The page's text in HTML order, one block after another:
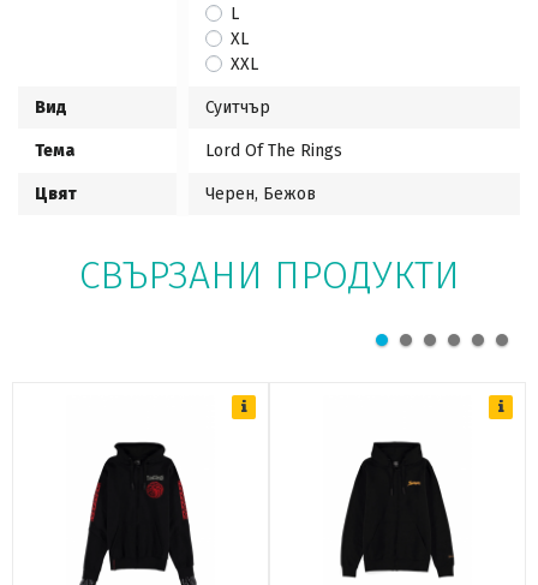
L
XL
XXL
Вид Суитчър
Тема Lord Of The Rings
Цвят Черен, Бежов
СВЪРЗАНИ ПРОДУКТИ